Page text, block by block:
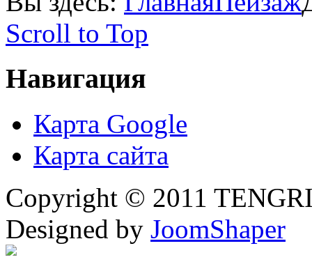
Scroll to Top
Навигация
Карта Google
Карта сайта
Copyright © 2011
Designed by JoomShaper